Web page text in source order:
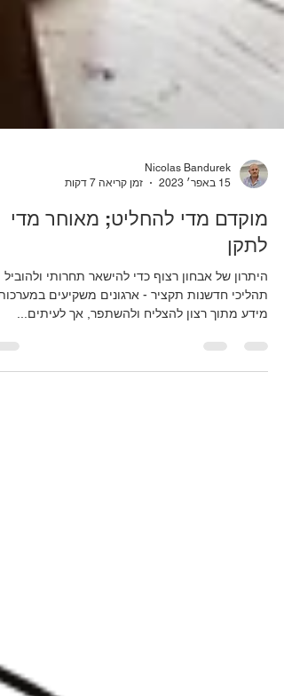
15 באפר׳ 2023
זמן קריאה 7 דקות
מוקדם מדי להחליט; מאוחר מדי
לתקן
היתרון של אבחון רצוף כדי להישאר תחרותי ולהוביל
מידע מתוך רצון להצליח ולהשתפר, אך לעיתים...